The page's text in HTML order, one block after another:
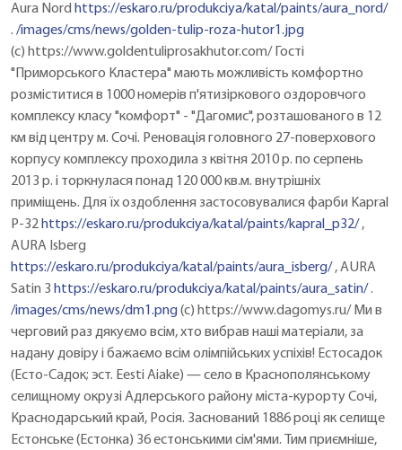
Aura Nord https://eskaro.ru/produkciya/katal/paints/aura_nord/
. /images/cms/news/golden-tulip-roza-hutor1.jpg
(c) https://www.goldentuliprosakhutor.com/ Гості
"Приморського Кластера" мають можливість комфортно
розміститися в 1000 номерів п'ятизіркового оздоровчого
комплексу класу "комфорт" - "Дагомис", розташованого в 12
км від центру м. Сочі. Реновація головного 27-поверхового
корпусу комплексу проходила з квітня 2010 р. по серпень
2013 р. і торкнулася понад 120 000 кв.м. внутрішніх
приміщень. Для їх оздоблення застосовувалися фарби Kapral
P-32 https://eskaro.ru/produkciya/katal/paints/kapral_p32/ ,
AURA Isberg
https://eskaro.ru/produkciya/katal/paints/aura_isberg/ , AURA
Satin 3 https://eskaro.ru/produkciya/katal/paints/aura_satin/.
/images/cms/news/dm1.png(c) https://www.dagomys.ru/ Ми в
черговий раз дякуємо всім, хто вибрав наші матеріали, за
надану довіру і бажаємо всім олімпійських успіхів! Естосадок
(Есто-Садок; эст. Eesti Aiake) — село в Краснополянському
селищному окрузі Адлерського району міста-курорту Сочі,
Краснодарський край, Росія. Заснований 1886 році як селище
Естонське (Естонка) 36 естонськими сім'ями. Тим приємніше,